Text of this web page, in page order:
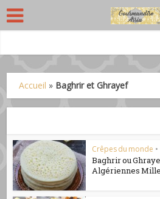
Accueil » Baghrir et Ghrayef
Crêpes du monde •
Baghrir ou
Algériennes